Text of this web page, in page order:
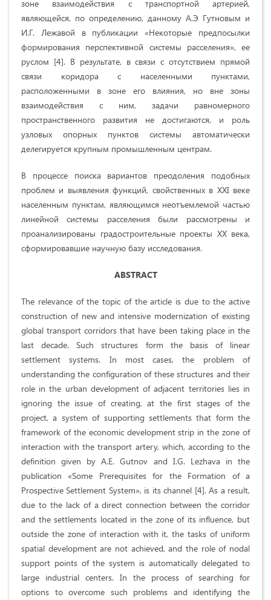
зоне взаимодействия с транспортной артерией,
являющейся, по определению, данному А.Э Гутновым и
И.Г. Лежавой в публикации «Некоторые предпосылки
формирования перспективной системы расселения», ее
руслом [4]. В результате, в связи с отсутствием прямой
связи коридора с населенными пунктами,
расположенными в зоне его влияния, но вне зоны
взаимодействия с ним, задачи равномерного
пространственного развития не достигаются, и роль
узловых опорных пунктов системы автоматически
делегируется крупным промышленным центрам.
В процессе поиска вариантов преодоления подобных
проблем и выявления функций, свойственных в XXI веке
населенным пунктам, являющимся неотъемлемой частью
линейной системы расселения были рассмотрены и
проанализированы градостроительные проекты XX века,
сформировавшие научную базу исследования.
ABSTRACT
The relevance of the topic of the article is due to the active
construction of new and intensive modernization of existing
global transport corridors that have been taking place in the
last decade. Such structures form the basis of linear
settlement systems. In most cases, the problem of
understanding the configuration of these structures and their
role in the urban development of adjacent territories lies in
ignoring the issue of creating, at the first stages of the
project, a system of supporting settlements that form the
framework of the economic development strip in the zone of
interaction with the transport artery, which, according to the
definition given by A.E. Gutnov and I.G. Lezhava in the
publication «Some Prerequisites for the Formation of a
Prospective Settlement System», is its channel [4]. As a result,
due to the lack of a direct connection between the corridor
and the settlements located in the zone of its influence, but
outside the zone of interaction with it, the tasks of uniform
spatial development are not achieved, and the role of nodal
support points of the system is automatically delegated to
large industrial centers. In the process of searching for
options to overcome such problems and identifying the